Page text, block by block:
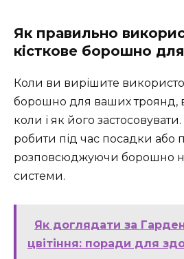
Як правильно
кісткове борошно
Коли ви вирішите
борошно для ваших троянд,
коли і як його
робити під час посадки або
розповсюджуючи борошно
системи.
Як доглядати за
цвітіння: поради для